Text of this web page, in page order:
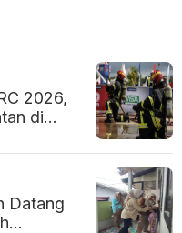
2026,
di
Datang